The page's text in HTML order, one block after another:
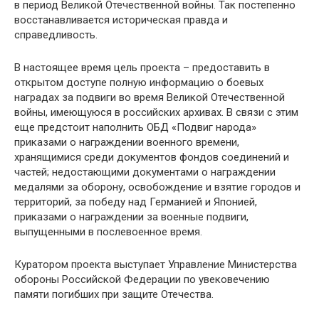
в период Великой Отечественной войны. Так постепенно
восстанавливается историческая правда и
справедливость.
В настоящее время цель проекта – предоставить в
открытом доступе полную информацию о боевых
наградах за подвиги во время Великой Отечественной
войны, имеющуюся в российских архивах. В связи с этим
еще предстоит наполнить ОБД «Подвиг народа»
приказами о награждении военного времени,
хранящимися среди документов фондов соединений и
частей; недостающими документами о награждении
медалями за оборону, освобождение и взятие городов и
территорий, за победу над Германией и Японией,
приказами о награждении за военные подвиги,
выпущенными в послевоенное время.
Куратором проекта выступает Управление Министерства
обороны Российской Федерации по увековечению
памяти погибших при защите Отечества.